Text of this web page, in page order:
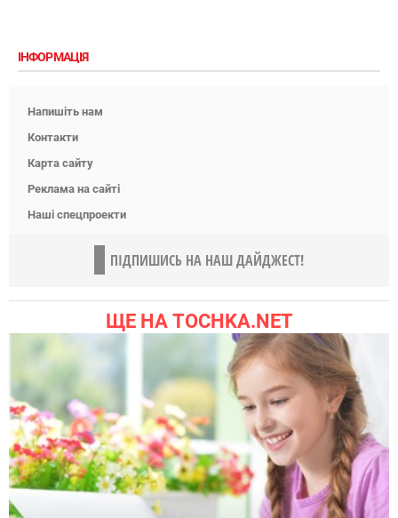
ІНФОРМАЦІЯ
Напишіть нам
Контакти
Карта сайту
Реклама на сайті
Наші спецпроекти
ПІДПИШИСЬ НА НАШ ДАЙДЖЕСТ!
ЩЕ НА TOCHKA.NET